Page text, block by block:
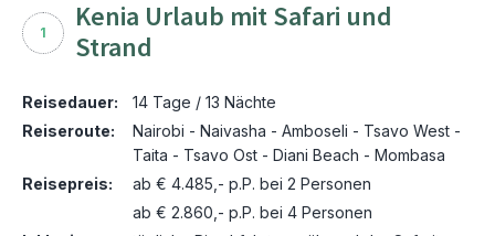
1
Kenia Urlaub mit Safari und
Strand
Reisedauer:
14 Tage / 13 Nächte
Reiseroute:
Nairobi - Naivasha - Amboseli - Tsavo West -
Taita - Tsavo Ost - Diani Beach - Mombasa
Reisepreis:
ab € 4.485,- p.P. bei 2 Personen
ab € 2.860,- p.P. bei 4 Personen